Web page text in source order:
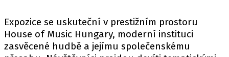
Expozice se uskuteční v prestižním prostoru
House of Music Hungary, moderní instituci
zasvěcené hudbě a jejímu společenskému